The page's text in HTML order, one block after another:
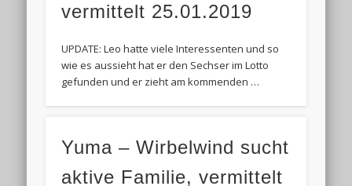
vermittelt 25.01.2019
UPDATE: Leo hatte viele Interessenten und so
wie es aussieht hat er den Sechser im Lotto
gefunden und er zieht am kommenden …
Yuma – Wirbelwind sucht
aktive Familie, vermittelt